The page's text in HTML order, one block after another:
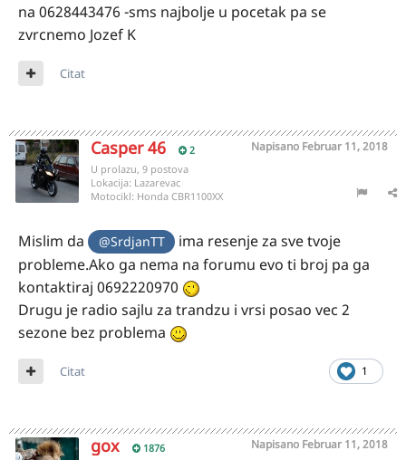
na 0628443476 -sms najbolje u pocetak pa se
zvrcnemo Jozef K
Citat
Casper 46 2 Napisano Februar 11, 2018
U prolazu, 9 postova
Lokacija: Lazarevac
Motocikl: Honda CBR1100XX
Mislim da @SrdjanTT
ima resenje za sve tvoje
probleme.Ako ga nema na forumu evo ti broj pa ga
kontaktiraj 0692220970
Drugu je radio sajlu za trandzu i vrsi posao vec 2
sezone bez problema
1
Citat
gox 1876 Napisano Februar 11, 2018